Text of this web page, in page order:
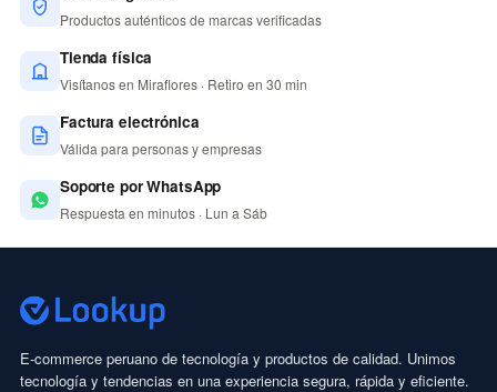
Productos auténticos de marcas verificadas
Tienda física
Visítanos en Miraflores · Retiro en 30 min
Factura electrónica
Válida para personas y empresas
Soporte por WhatsApp
Respuesta en minutos · Lun a Sáb
E-commerce peruano de tecnología y productos de calidad. Unimos
tecnología y tendencias en una experiencia segura, rápida y eficiente.